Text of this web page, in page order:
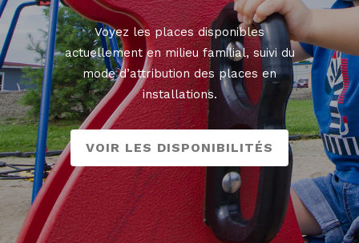
Voyez les places disponibles
actuellement en milieu familial, suivi du
mode d’attribution des places en
installations.
VOIR LES DISPONIBILITÉS